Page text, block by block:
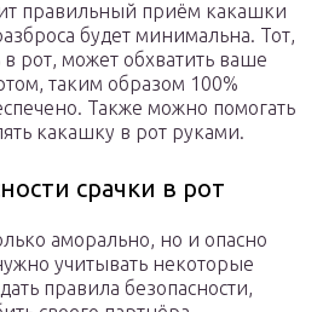
правильный приём какашки
будет минимальна. Тот,
рот, может обхватить ваше
таким образом 100%
Также можно помогать
какашку в рот руками.
срачки в рот
аморально, но и опасно
учитывать некоторые
правила безопасности,